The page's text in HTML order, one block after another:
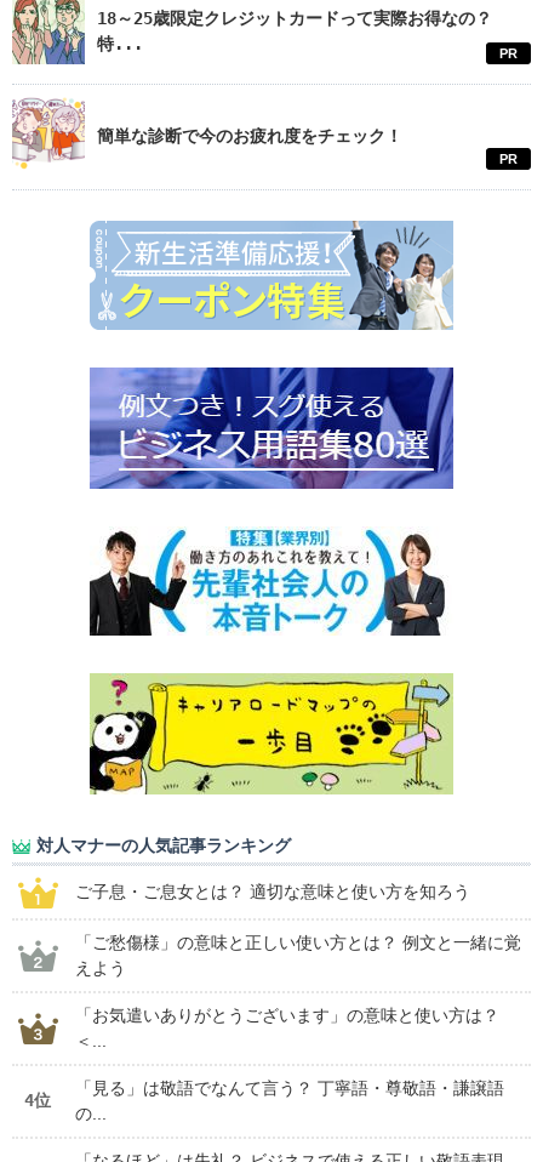
18～25歳限定クレジットカードって実際お得なの？
特...
PR
簡単な診断で今のお疲れ度をチェック！
PR
対人マナーの人気記事ランキング
ご子息・ご息女とは？ 適切な意味と使い方を知ろう
「ご愁傷様」の意味と正しい使い方とは？ 例文と一緒に覚
えよう
「お気遣いありがとうございます」の意味と使い方は？
＜...
4位
「見る」は敬語でなんて言う？ 丁寧語・尊敬語・謙譲語
の...